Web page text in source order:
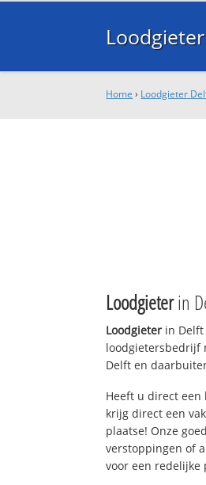
Home › Loodgieter
Loodgieterin
Loodgieter in Delft
loodgietersbedrijf
Delft en
Heeft u direct een
krijg direct een
plaatse! Onze
verstoppingen of
voor een redelijke